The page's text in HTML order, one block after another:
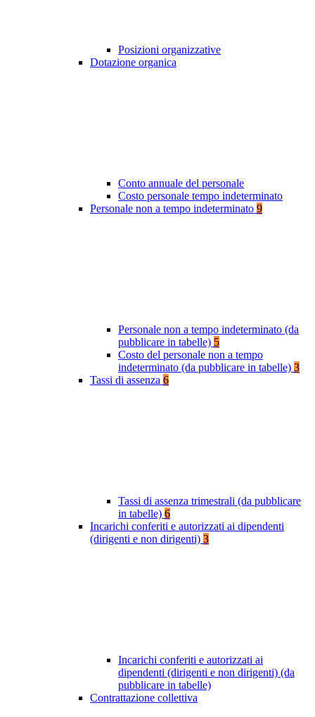
Posizioni organizzative
Dotazione organica
Conto annuale del personale
Costo personale tempo indeterminato
Personale non a tempo indeterminato 9
Personale non a tempo indeterminato (da
pubblicare in tabelle) 5
Costo del personale non a tempo
indeterminato (da pubblicare in tabelle) 3
Tassi di assenza 6
Tassi di assenza trimestrali (da pubblicare
in tabelle) 6
Incarichi conferiti e autorizzati ai dipendenti
(dirigenti e non dirigenti) 3
Incarichi conferiti e autorizzati ai
dipendenti (dirigenti e non dirigenti) (da
pubblicare in tabelle)
Contrattazione collettiva